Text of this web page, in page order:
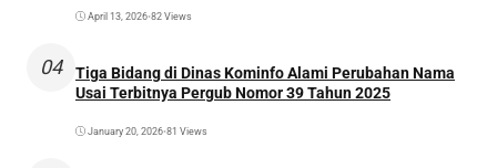
April 13, 2026•82 Views
04
Tiga Bidang di Dinas Kominfo Alami Perubahan Nama
Usai Terbitnya Pergub Nomor 39 Tahun 2025
January 20, 2026•81 Views